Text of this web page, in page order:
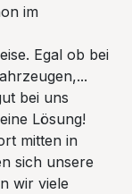
im
Egal ob bei
bei uns
Lösung!
mitten in
sich unsere
wir viele